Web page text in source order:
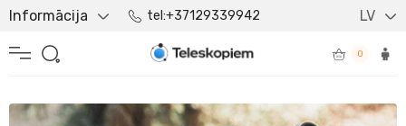
Informācija tel:+37129339942 LV
0